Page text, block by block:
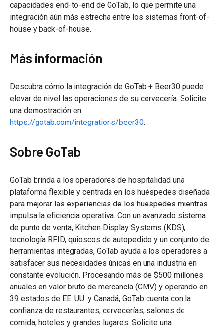
capacidades end-to-end de GoTab, lo que permite una
integración aún más estrecha entre los sistemas front-of-
house y back-of-house.
Más información
Descubra cómo la integración de GoTab + Beer30 puede
elevar de nivel las operaciones de su cervecería. Solicite
una demostración en
https://gotab.com/integrations/beer30.
Sobre GoTab
GoTab brinda a los operadores de hospitalidad una
plataforma flexible y centrada en los huéspedes diseñada
para mejorar las experiencias de los huéspedes mientras
impulsa la eficiencia operativa. Con un avanzado sistema
de punto de venta, Kitchen Display Systems (KDS),
tecnología RFID, quioscos de autopedido y un conjunto de
herramientas integradas, GoTab ayuda a los operadores a
satisfacer sus necesidades únicas en una industria en
constante evolución. Procesando más de $500 millones
anuales en valor bruto de mercancía (GMV) y operando en
39 estados de EE. UU. y Canadá, GoTab cuenta con la
confianza de restaurantes, cervecerías, salones de
comida, hoteles y grandes lugares. Solicite una